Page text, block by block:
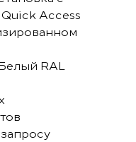
Access
RAL